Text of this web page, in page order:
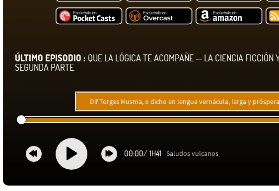
ÚLTIMO EPISODIO : QUE LA LÓGICA TE ACOMPAÑE — LA CIENCIA FICCIÓN
SEGUNDA PARTE
Dif Torges Musma, o dicho en lengua vernácula, larga y
00:00/ 1H41 Saludos vulcanos